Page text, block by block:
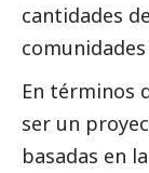
cantidades
En términos
ser un
basadas en